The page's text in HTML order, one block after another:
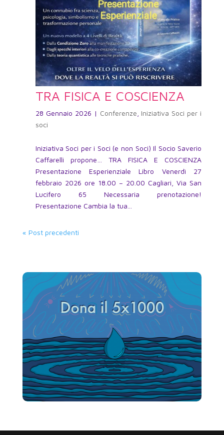
TRA FISICA E COSCIENZA
28 Gennaio 2026 | Conferenze Iniziativa Soci per i
soci
Iniziativa Soci per i Soci (e non Soci) Il Socio Saverio
Caffarelli propone… TRA FISICA E COSCIENZA
Presentazione Esperienziale Libro Venerdì 27
febbraio 2026 ore 18.00 – 20.00 Cagliari, Via San
Lucifero 65 Necessaria prenotazione!
Presentazione Cambia la tua...
« Post precedenti